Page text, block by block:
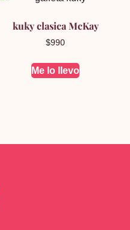
kuky clasica McKay
$990
Me lo llevo